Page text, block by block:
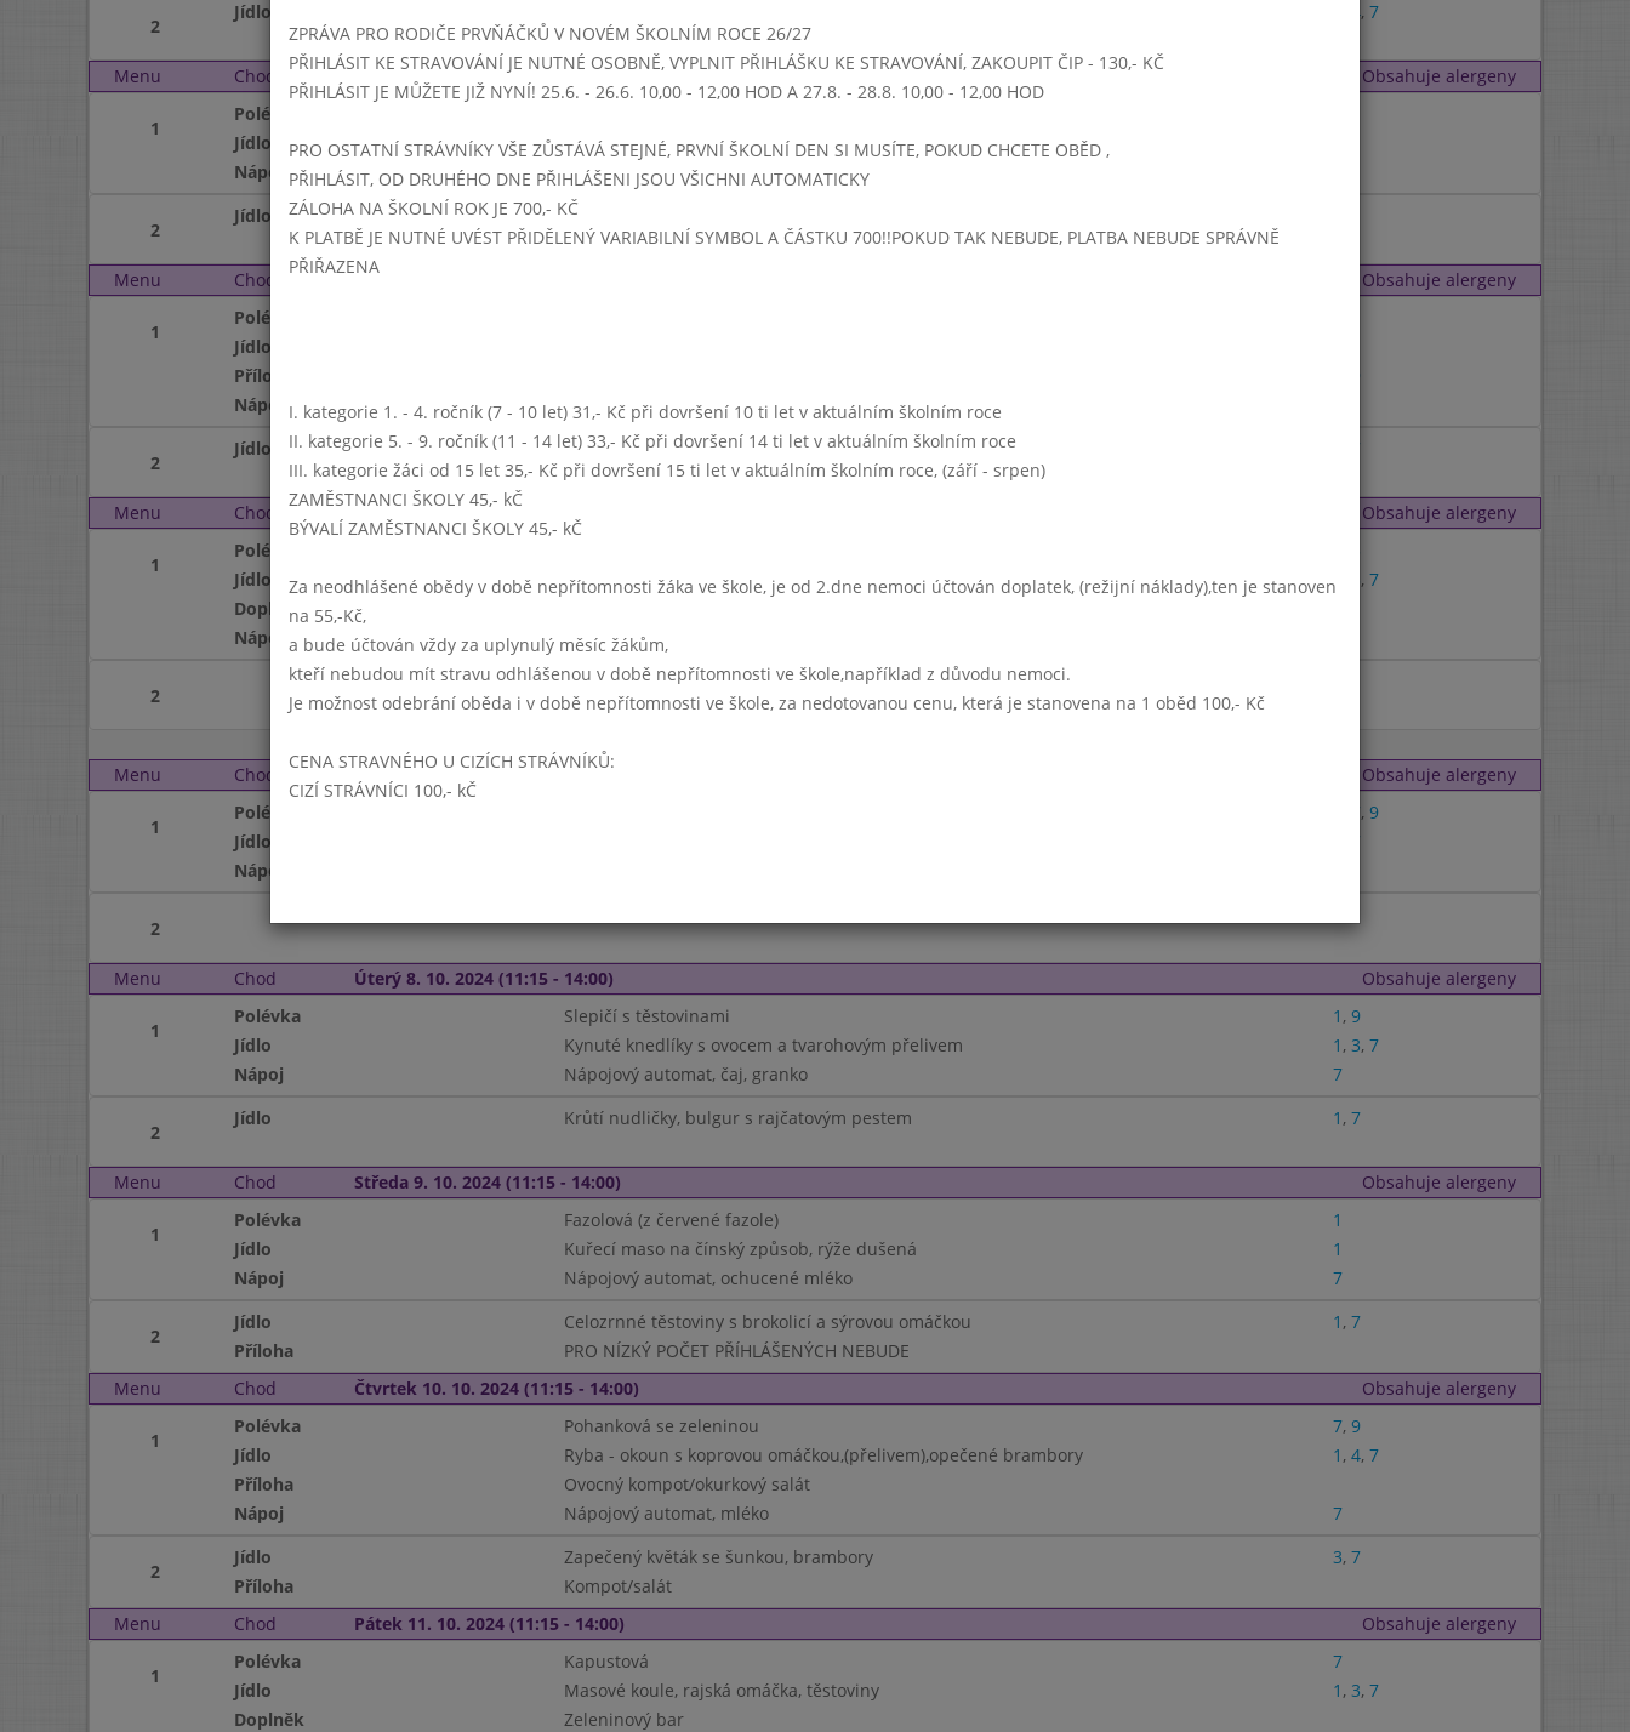
2
Jídlo 4, 7
Menu Chod Středa 2. 10. 2024 (11:15 - 14:00) Obsahuje alergeny
1
Polévka
Jídlo
Hrachová kaše,kukuřice,chléb
Nápoj
Nápojový automat
2
Jídlo Krůtí kuskusoto (krůtí maso a kuskus)
Menu Chod Čtvrtek 3. 10. 2024 (11:15 - 14:00) Obsahuje alergeny
1
Polévka
Jídlo
Příloha
Nápoj
Nápojový automat, granko
2
Jídlo Pohádka mládí - dětská krupice s kakaem a ovocem
Menu Chod Pátek 4. 10. 2024 (11:15 - 14:00) Obsahuje alergeny
1
Polévka
Jídlo
Hovězí guláš, houskový knedlík 1 , 7
Doplněk
Nápoj
Nápjový automat
2
Menu
Chod Pondělí 7. 10. 2024 (11:15 - 14:00) Obsahuje alergeny
1
Polévka , 9
Jídlo
Nápoj
2
Menu Chod Úterý 8. 10. 2024 (11:15 - 14:00) Obsahuje alergeny
1
Polévka Slepičí s těstovinami 1 , 9
Jídlo
Kynuté knedlíky s ovocem a tvarohovým přelivem 1 , 3, 7
Nápoj
Nápojový automat, čaj, granko 7
2
Jídlo Krůtí nudličky, bulgur s rajčatovým pestem 1 , 7
Menu Chod Středa 9. 10. 2024 (11:15 - 14:00) Obsahuje alergeny
1
Polévka Fazolová (z červené fazole)
1
Jídlo
Kuřecí maso na čínský způsob, rýže dušená
1
Nápoj
Nápojový automat, ochucené mléko 7
2
Jídlo Celozrnné těstoviny s brokolicí a sýrovou omáčkou 1 , 7
Příloha
PRO NÍZKÝ POČET PŘÍHLÁŠENÝCH NEBUDE
Menu
Chod Čtvrtek 10. 10. 2024 (11:15 - 14:00) Obsahuje alergeny
1
Polévka Pohanková se zeleninou 7, 9
Jídlo
Ryba - okoun s koprovou omáčkou,(přelivem),opečené brambory 1 , 4, 7
Příloha
Ovocný kompot/okurkový salát
Nápoj
Nápojový automat, mléko 7
2
Jídlo Zapečený květák se šunkou, brambory 3, 7
Příloha
Kompot/salát
Menu
Chod Pátek 11. 10. 2024 (11:15 - 14:00) Obsahuje alergeny
1
Polévka Kapustová
7
Jídlo
Masové koule, rajská omáčka, těstoviny 1 , 3, 7
Doplněk
Zeleninový bar
ZPRÁVA PRO RODIČE PRVŇÁČKŮ V NOVÉM ŠKOLNÍM ROCE 26/27
PŘIHLÁSIT KE STRAVOVÁNÍ JE NUTNÉ OSOBNĚ, VYPLNIT PŘIHLÁŠKU KE STRAVOVÁNÍ, ZAKOUPIT ČIP - 130,- KČ
PŘIHLÁSIT JE MŮŽETE JIŽ NYNÍ! 25.6. - 26.6. 10,00 - 12,00 HOD A 27.8. - 28.8. 10,00 - 12,00 HOD
PRO OSTATNÍ STRÁVNÍKY VŠE ZŮSTÁVÁ STEJNÉ, PRVNÍ ŠKOLNÍ DEN SI MUSÍTE, POKUD CHCETE OBĚD ,
PŘIHLÁSIT, OD DRUHÉHO DNE PŘIHLÁŠENI JSOU VŠICHNI AUTOMATICKY
ZÁLOHA NA ŠKOLNÍ ROK JE 700,- KČ
K PLATBĚ JE NUTNÉ UVÉST PŘIDĚLENÝ VARIABILNÍ SYMBOL A ČÁSTKU 700!!POKUD TAK NEBUDE, PLATBA NEBUDE SPRÁVNĚ
PŘIŘAZENA
I. kategorie 1. - 4. ročník (7 - 10 let) 31,- Kč při dovršení 10 ti let v aktuálním školním roce
II. kategorie 5. - 9. ročník (11 - 14 let) 33,- Kč při dovršení 14 ti let v aktuálním školním roce
III. kategorie žáci od 15 let 35,- Kč při dovršení 15 ti let v aktuálním školním roce, (září - srpen)
ZAMĚSTNANCI ŠKOLY 45,- kČ
BÝVALÍ ZAMĚSTNANCI ŠKOLY 45,- kČ
Za neodhlášené obědy v době nepřítomnosti žáka ve škole, je od 2.dne nemoci účtován doplatek, (režijní náklady),ten je stanoven
na 55,-Kč,
a bude účtován vždy za uplynulý měsíc žákům,
kteří nebudou mít stravu odhlášenou v době nepřítomnosti ve škole,například z důvodu nemoci.
Je možnost odebrání oběda i v době nepřítomnosti ve škole, za nedotovanou cenu, která je stanovena na 1 oběd 100,- Kč
CENA STRAVNÉHO U CIZÍCH STRÁVNÍKŮ:
CIZÍ STRÁVNÍCI 100,- kČ